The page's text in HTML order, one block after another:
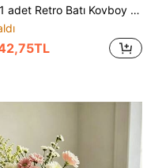
1 adet Retro Batı Kovboy Çizmesi Vazo - Bej, Lüks Rustik Çiftlik Evi Tarzı Dekor, Çiçeklik, Masaüstü Reçine El Sanatı